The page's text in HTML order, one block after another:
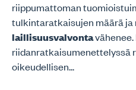
riippumattoman
tulkintaratkaisujen määrä
laillisuusvalvontavähenee.
riidanratkaisumenettelyssä
oikeudellisen...